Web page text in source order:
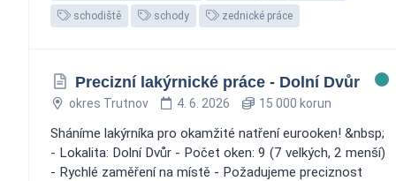
schodiště schody zednické práce
Precizní lakýrnické práce - Dolní Dvůr
okres Trutnov 4. 6. 2026 15 000 korun
Sháníme lakýrníka pro okamžité natření eurooken! &nbsp;
- Lokalita: Dolní Dvůr - Počet oken: 9 (7 velkých, 2 menší)
- Rychlé zaměření na místě - Požadujeme preciznost